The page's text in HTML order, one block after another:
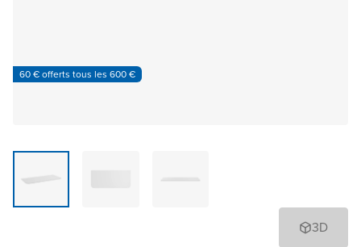
60 € offerts tous les 600 €
3D